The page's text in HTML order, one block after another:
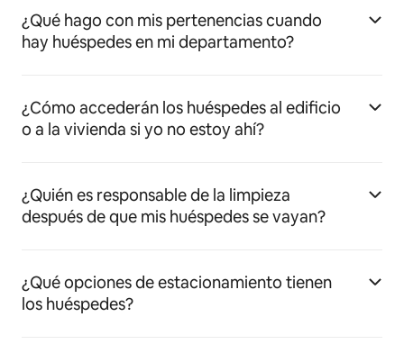
¿Qué hago con mis pertenencias cuando
hay huéspedes en mi departamento?
¿Cómo accederán los huéspedes al edificio
o a la vivienda si yo no estoy ahí?
¿Quién es responsable de la limpieza
después de que mis huéspedes se vayan?
¿Qué opciones de estacionamiento tienen
los huéspedes?